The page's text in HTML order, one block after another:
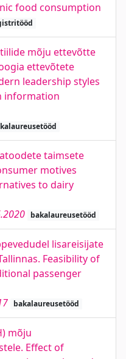
food consumption
mõju ettevõtte
ettevõtete
leadership styles
information
taimsete
motives
to dairy
bakalaureusetööd
lisareisijate
Feasibility of
passenger
bakalaureusetööd
mõju
Effect of